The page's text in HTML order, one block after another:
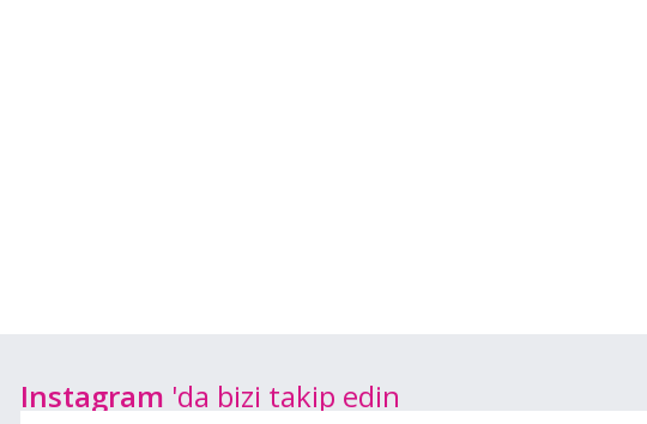
Instagram 'da bizi takip edin